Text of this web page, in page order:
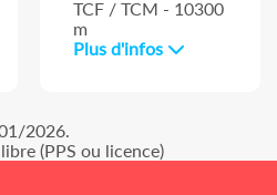
TCF / TCM - 10300
m
Plus d'infos
2026.
(PPS ou licence)